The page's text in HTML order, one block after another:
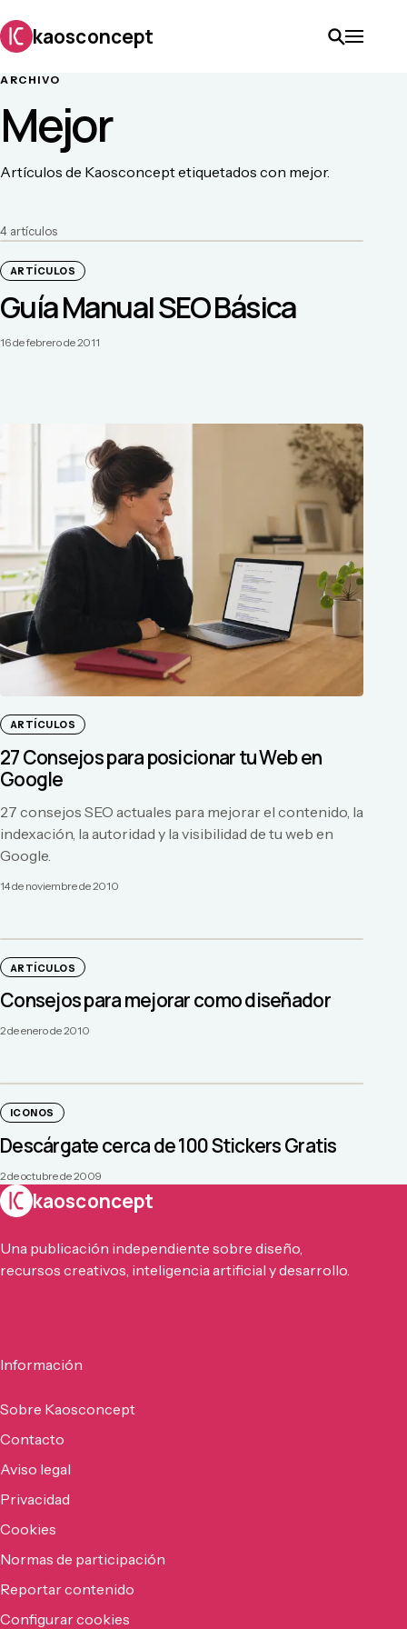
kaosconcept
ARCHIVO
Mejor
Artículos de Kaosconcept etiquetados con mejor.
4 artículos
ARTÍCULOS
Guía Manual SEO Básica
16 de febrero de 2011
ARTÍCULOS
27 Consejos para posicionar tu Web en
Google
27 consejos SEO actuales para mejorar el contenido, la
indexación, la autoridad y la visibilidad de tu web en
Google.
14 de noviembre de 2010
ARTÍCULOS
Consejos para mejorar como diseñador
2 de enero de 2010
ICONOS
Descárgate cerca de 100 Stickers Gratis
2 de octubre de 2009
kaosconcept
Una publicación independiente sobre diseño,
recursos creativos, inteligencia artificial y desarrollo.
Información
Sobre Kaosconcept
Contacto
Aviso legal
Privacidad
Cookies
Normas de participación
Reportar contenido
Configurar cookies